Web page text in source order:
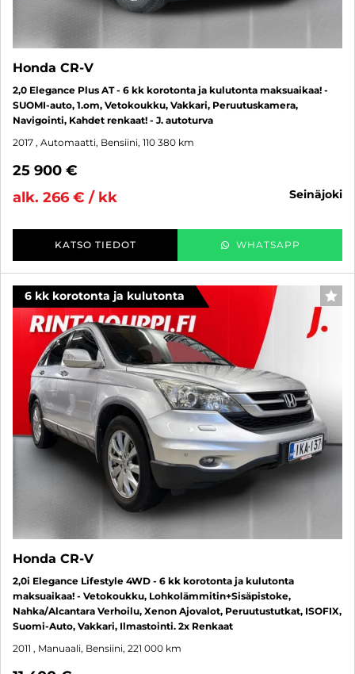
Honda CR-V
2,0 Elegance Plus AT - 6 kk korotonta ja kulutonta maksuaikaa! -
SUOMI-auto, 1.om, Vetokoukku, Vakkari, Peruutuskamera,
Navigointi, Kahdet renkaat! - J. autoturva
2017 , Automaatti, Bensiini, 110 380 km
25 900 €
alk. 266 € / kk
seinäjoki
KATSO TIEDOT WHATSAPP
6 kk korotonta ja kulutonta
Honda CR-V
2,0i Elegance Lifestyle 4WD - 6 kk korotonta ja kulutonta
maksuaikaa! - Vetokoukku, Lohkolämmitin+Sisäpistoke,
Nahka/Alcantara Verhoilu, Xenon Ajovalot, Peruutustutkat, ISOFIX,
Suomi-Auto, Vakkari, Ilmastointi. 2x Renkaat
2011 , Manuaali, Bensiini, 221 000 km